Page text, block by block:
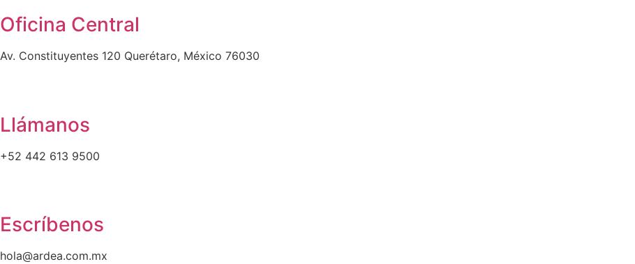
Oficina Central
Av. Constituyentes 120 Querétaro, México 76030
Llámanos
+52 442 613 9500
Escríbenos
hola@ardea.com.mx